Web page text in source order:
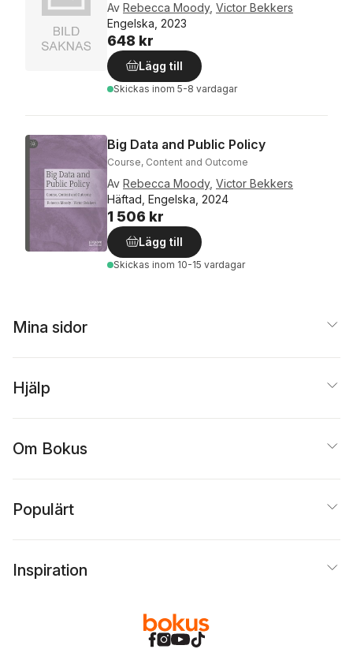
Av Rebecca Moody, Victor Bekkers
Engelska, 2023
648 kr
Lägg till
Skickas inom 5-8 vardagar
Big Data and Public Policy
Course, Content and Outcome
Av Rebecca Moody, Victor Bekkers
Häftad, Engelska, 2024
1 506 kr
Lägg till
Skickas inom 10-15 vardagar
Mina sidor
Hjälp
Om Bokus
Populärt
Inspiration